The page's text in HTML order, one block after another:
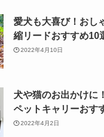
愛犬も大喜び！おし
縮リードおすすめ10
2022年4月10日
犬や猫のお出かけに
ペットキャリーおす
2022年4月2日